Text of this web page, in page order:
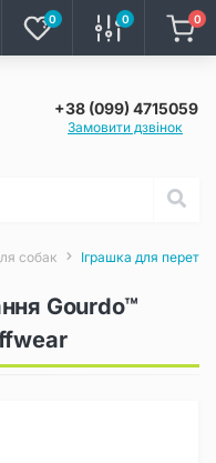
0 0 0
+38 (099) 4715059
Замовити дзвінок
собак Іграшка для
Gourdo™